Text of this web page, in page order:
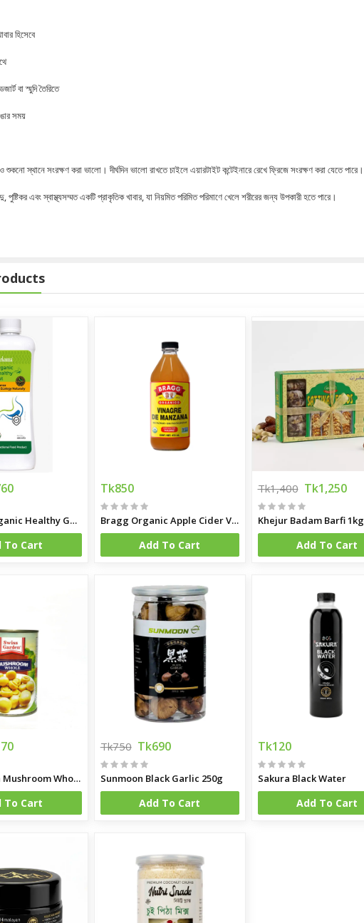
হিসেবে
বা স্মুদি তৈরিতে
সময়
শুকনো স্থানে সংরক্ষণ করা ভালো। দীর্ঘদিন ভালো রাখতে চাইলে এয়ারটাইট কন্টেইনারে রেখে ফ্রিজে সংরক্ষণ করা যেতে পারে।
পুষ্টিকর এবং স্বাস্থ্যসম্মত একটি প্রাকৃতিক খাবার, যা নিয়মিত পরিমিত পরিমাণে খেলে শরীরের জন্য উপকারী হতে পারে।
Karkuma Organic Healthy Gut 400 ml
To Cart
Tk850
Bragg Organic Apple Cider Vinegar
Add To Cart
Tk1,400 Tk1,250
Khejur Badam Barfi 1kg
Add To Cart
Swis Garden Mushroom Whole 400g
To Cart
Tk750 Tk690
Sunmoon Black Garlic 250g
Add To Cart
Tk120
Sakura Black Water
Add To Cart